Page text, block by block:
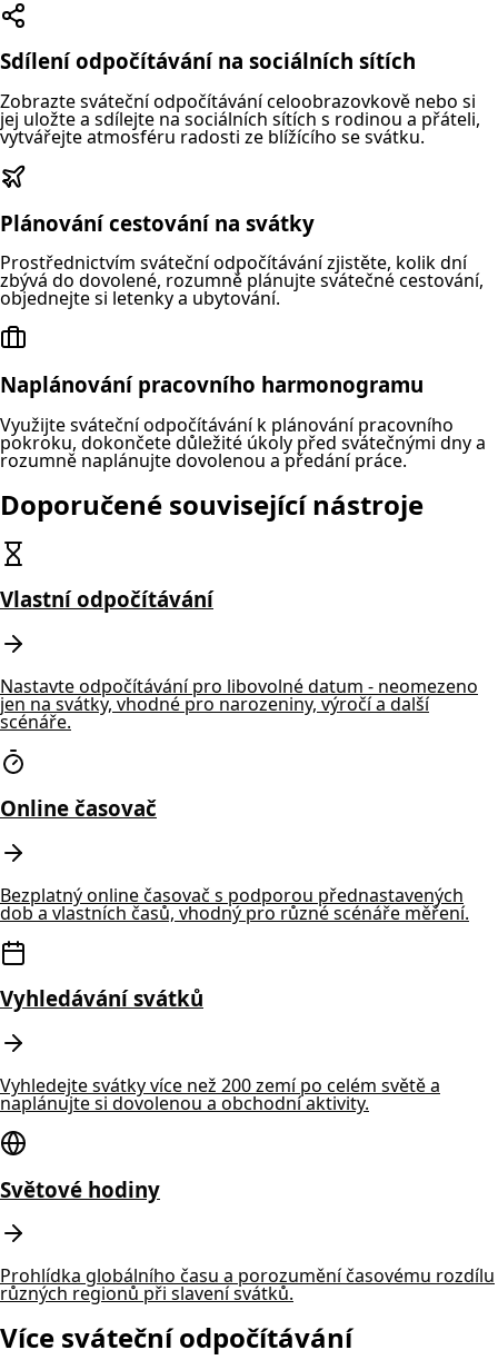
Sdílení odpočítávání na sociálních sítích
Zobrazte sváteční odpočítávání celoobrazovkově nebo si
jej uložte a sdílejte na sociálních sítích s rodinou a přáteli,
vytvářejte atmosféru radosti ze blížícího se svátku.
Plánování cestování na svátky
Prostřednictvím sváteční odpočítávání zjistěte, kolik dní
zbývá do dovolené, rozumně plánujte svátečné cestování,
objednejte si letenky a ubytování.
Naplánování pracovního harmonogramu
Využijte sváteční odpočítávání k plánování pracovního
pokroku, dokončete důležité úkoly před svátečnými dny a
rozumně naplánujte dovolenou a předání práce.
Doporučené související nástroje
Vlastní odpočítávání
Nastavte odpočítávání pro libovolné datum - neomezeno
jen na svátky, vhodné pro narozeniny, výročí a další
scénáře.
Online časovač
Bezplatný online časovač s podporou přednastavených
dob a vlastních časů, vhodný pro různé scénáře měření.
Vyhledávání svátků
Vyhledejte svátky více než 200 zemí po celém světě a
naplánujte si dovolenou a obchodní aktivity.
Světové hodiny
Prohlídka globálního času a porozumění časovému rozdílu
různých regionů při slavení svátků.
Více sváteční odpočítávání